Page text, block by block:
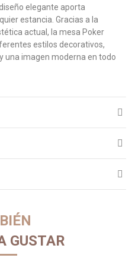
elegante aporta
estancia. Gracias a la
actual, la mesa Poker
estilos decorativos,
una imagen moderna en todo
GUSTAR